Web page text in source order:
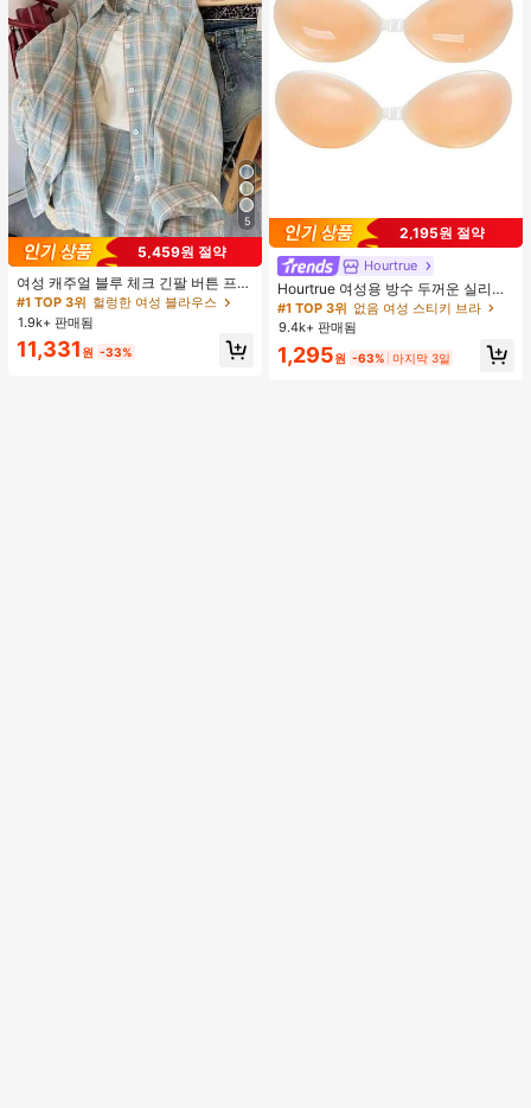
5
5,459원 절약
여성 캐주얼 블루 체크 긴팔 버튼 프론
트 폴리에스터 셔츠, 레귤러 핏, 봄 의
류, 편안한 스타일
#1 TOP 3위 헐렁한 여성 블라우스
1.9k+ 판매됨
11,331 원 -33%
2,195원 절약
Hourtrue
Hourtrue 여성용 방수 두꺼운 실리콘
가슴 페탈, 작은 가슴 리프트업 & 푸시
인용, 웨딩 촬영 및 들러리용
#1 TOP 3위 없음 여성 스티키 브라
9.4k+ 판매됨
1,295원 -63% 마지막 3일